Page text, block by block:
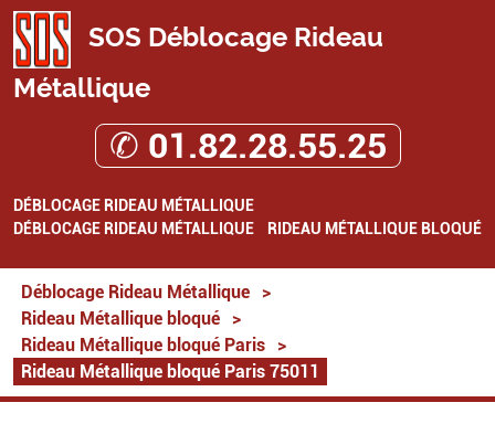
SOS Déblocage Rideau
Métallique
✆ 01.82.28.55.25
DÉBLOCAGE RIDEAU MÉTALLIQUE
DÉBLOCAGE RIDEAU MÉTALLIQUE
RIDEAU MÉTALLIQUE BLOQUÉ
Déblocage Rideau Métallique
>
Rideau Métallique bloqué
>
Rideau Métallique bloqué Paris
>
Rideau Métallique bloqué Paris 75011